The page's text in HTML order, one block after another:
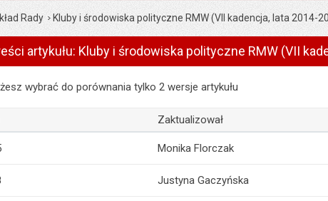
Rady Kluby i środowiska polityczne RMW (VII kadencja, lata 2014-
artykułu: Kluby i środowiska polityczne RMW (VII
Kluby i środowiska polityczne RMW (VII kadencja, lata 2014-
wybrać do porównania tylko 2 wersje artykułu
Zaktualizował
Monika Florczak
Justyna Gaczyńska